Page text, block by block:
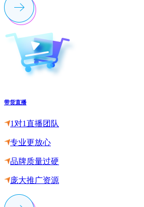
带货直播
1对1直播团队
专业更放心
品牌质量过硬
庞大推广资源